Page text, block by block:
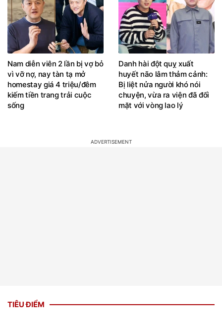
Nam diễn viên 2 lần bị vợ bỏ
vì vỡ nợ, nay tàn tạ mở
homestay giá 4 triệu/đêm
kiếm tiền trang trải cuộc
sống
Danh hài đột quỵ xuất
huyết não lâm thảm cảnh:
Bị liệt nửa người khó nói
chuyện, vừa ra viện đã đối
mặt với vòng lao lý
TIÊU ĐIỂM